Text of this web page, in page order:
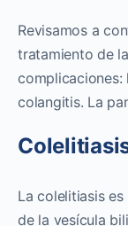
Revisamos a
tratamiento de
colangitis. La
La colelitiasis
de la vesícula